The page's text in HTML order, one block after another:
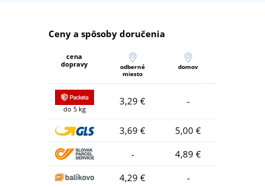
Ceny a spôsoby doručenia
cena
dopravy
odberné
miesto
domov
do 5 kg
3,29 € -
3,69 €
5,00 €
-
4,89 €
4,29 €
-